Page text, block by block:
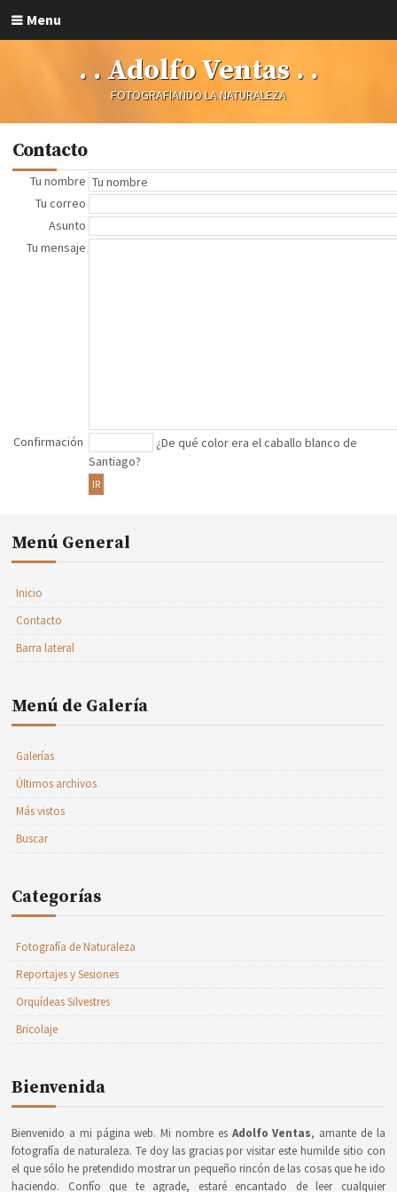
Menu
. . Adolfo Ventas . .
FOTOGRAFIANDO LA NATURALEZA
Contacto
Tu nombre
Tu correo
Asunto
Tu mensaje
Confirmación
¿De qué color era el caballo blanco de
Santiago?
IR
Menú General
Inicio
Contacto
Barra lateral
Menú de Galería
Galerías
Últimos archivos
Más vistos
Buscar
Categorías
Fotografía de Naturaleza
Reportajes y Sesiones
Orquídeas Silvestres
Bricolaje
Bienvenida
Bienvenido a mi página web. Mi nombre es Adolfo Ventas, amante de la
fotografía de naturaleza. Te doy las gracias por visitar este humilde sitio con
el que sólo he pretendido mostrar un pequeño rincón de las cosas que he ido
haciendo. Confío que te agrade, estaré encantado de leer cualquier